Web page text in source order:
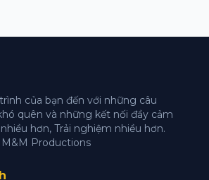
của bạn đến với những câu
quên và những kết nối đầy cảm
hơn, Trải nghiệm nhiều hơn.
Productions